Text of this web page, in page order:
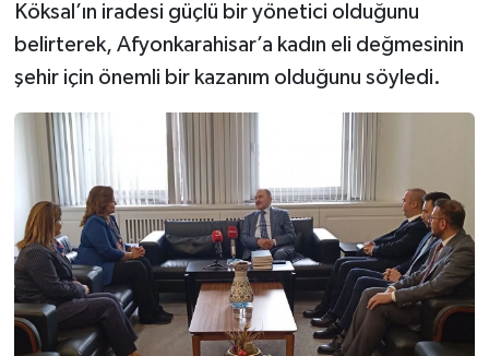
Köksal’ın iradesi güçlü bir yönetici olduğunu
belirterek, Afyonkarahisar’a kadın eli değmesinin
şehir için önemli bir kazanım olduğunu söyledi.